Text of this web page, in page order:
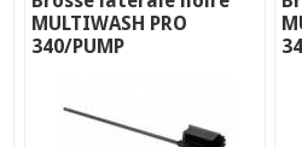
MULTIWASH PRO
340/PUMP